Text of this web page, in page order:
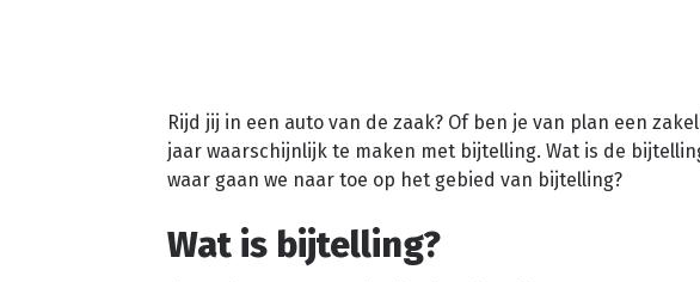
Rijd jij in een auto van de zaak? Of ben je van plan een
jaar waarschijnlijk te maken met bijtelling. Wat is de
waar gaan we naar toe op het gebied van bijtelling?
Wat is bijtelling?